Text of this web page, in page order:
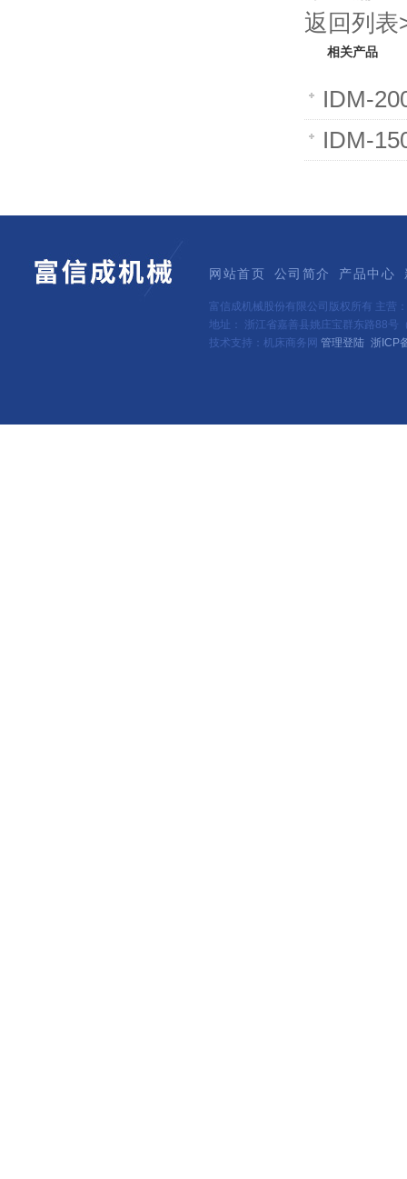
返回列表
相关产品
IDM-
IDM-
网站首页 公司简介 产品中心
富信成机械股份有限公司版权所有 主营：
地址： 浙江省嘉善县姚庄宝群东路88号
技术支持：机床商务网 管理登陆 浙ICP